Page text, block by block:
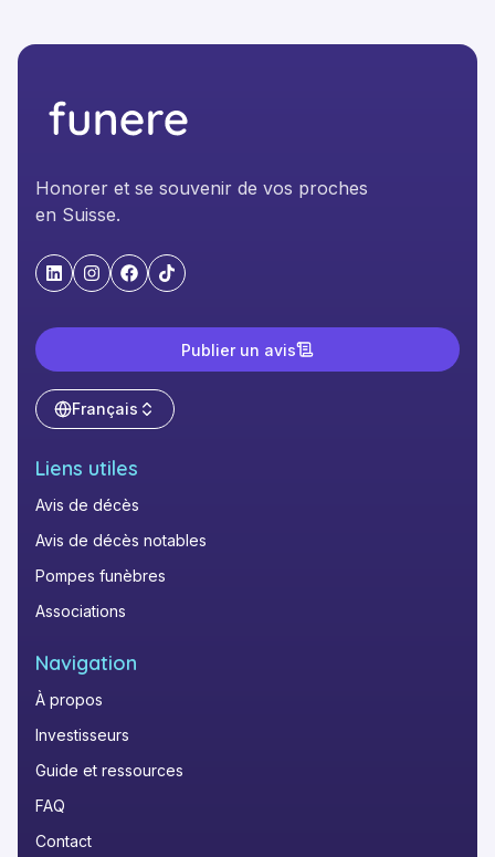
Honorer et se souvenir de vos proches
en Suisse.
"LinkedIn"
"Instagram"
"Facebook"
"TikTok"
Publier un avis
Français
Liens utiles
Avis de décès
Avis de décès notables
Pompes funèbres
Associations
Navigation
À propos
Investisseurs
Guide et ressources
FAQ
Contact